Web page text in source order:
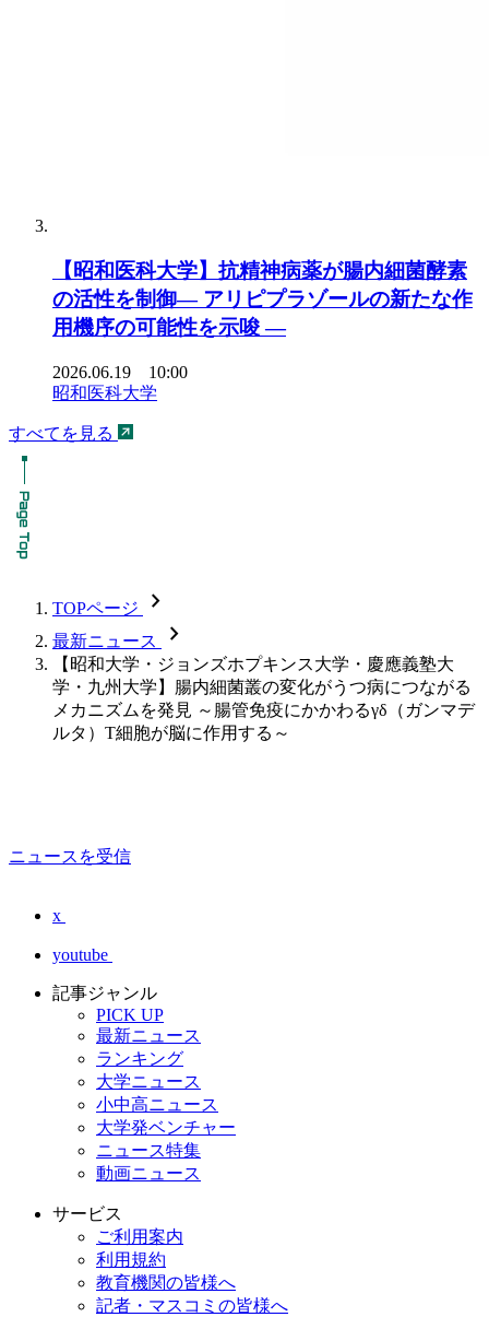
【昭和医科大学】抗精神病薬が腸内細菌酵素
の活性を制御― アリピプラゾールの新たな作
用機序の可能性を示唆 ―
2026.06.19 10:00
昭和医科大学
すべてを見る
TOPページ chevron_forward
最新ニュース chevron_forward
【昭和大学・ジョンズホプキンス大学・慶應義塾大
学・九州大学】腸内細菌叢の変化がうつ病につながる
メカニズムを発見 ～腸管免疫にかかわるγδ（ガンマデ
ルタ）T細胞が脳に作用する～
ニュースを受信
x
youtube
記事ジャンル
PICK UP
最新ニュース
ランキング
大学ニュース
小中高ニュース
大学発ベンチャー
ニュース特集
動画ニュース
サービス
ご利用案内
利用規約
教育機関の皆様へ
記者・マスコミの皆様へ